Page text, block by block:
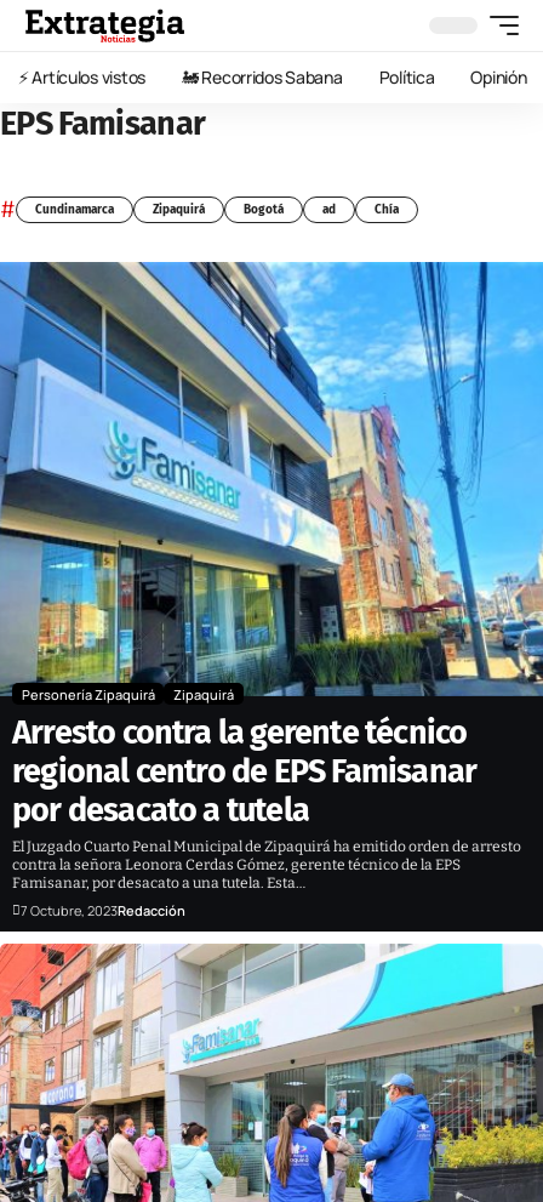
⚡️ Artículos vistos 🚂 Recorridos Sabana Política Opinión
EPS Famisanar
# Cundinamarca Zipaquirá Bogotá ad Chía
Personería Zipaquirá Zipaquirá
Arresto contra la gerente técnico
regional centro de EPS Famisanar
por desacato a tutela
El Juzgado Cuarto Penal Municipal de Zipaquirá ha emitido orden de arresto
contra la señora Leonora Cerdas Gómez, gerente técnico de la EPS
Famisanar, por desacato a una tutela. Esta…
7 Octubre, 2023Redacción